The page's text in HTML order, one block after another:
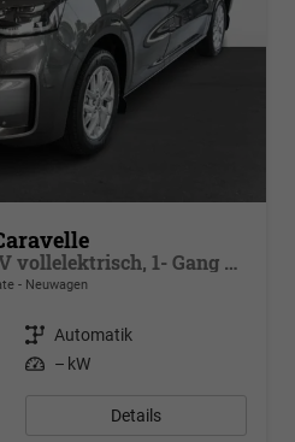
Style lang 210 kW BEV vollelektrisch, 1- Gang Automatik, Heckantrieb,8 Sitze, Klimaautomatik 3 Zonen, Navigationssystem, Fahrerassistenzpaket Plus, Langer Radstand
Neuwagen
Getriebe Automatik
Leistung – kW
Details